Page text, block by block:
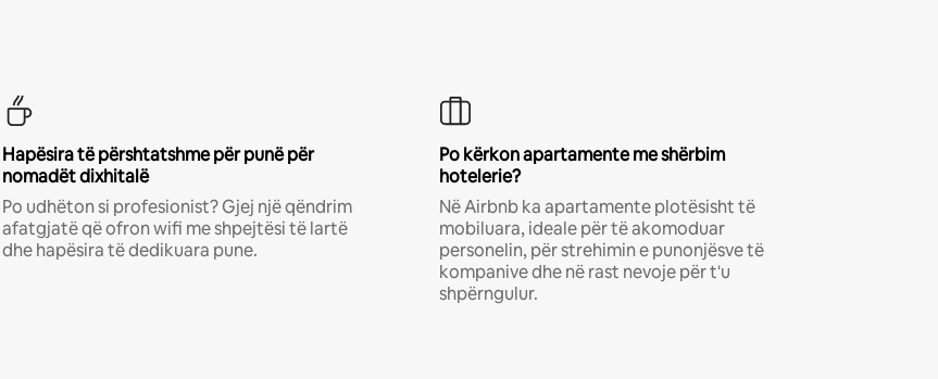
Hapësira të përshtatshme për punë për
nomadët dixhitalë
Po udhëton si profesionist? Gjej një qëndrim
afatgjatë që ofron wifi me shpejtësi të lartë
dhe hapësira të dedikuara pune.
Po kërkon apartamente me shërbim
hotelerie?
Në Airbnb ka apartamente plotësisht të
mobiluara, ideale për të akomoduar
personelin, për strehimin e punonjësve të
kompanive dhe në rast nevoje për t'u
shpërngulur.